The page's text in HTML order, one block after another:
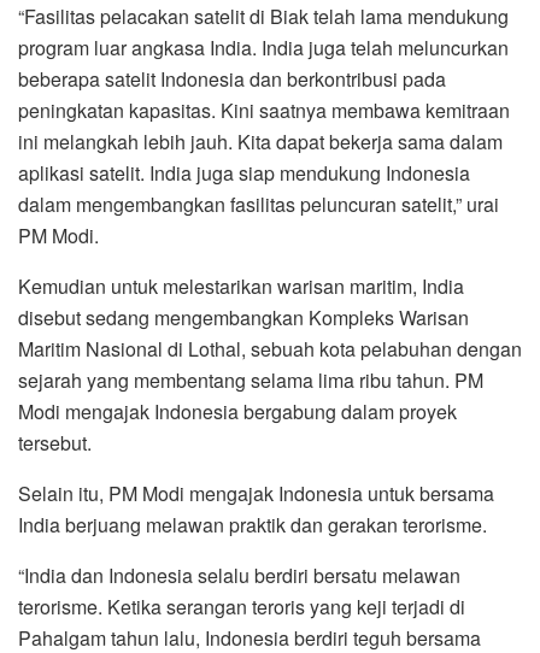
“Fasilitas pelacakan satelit di Biak telah lama mendukung
program luar angkasa India. India juga telah meluncurkan
beberapa satelit Indonesia dan berkontribusi pada
peningkatan kapasitas. Kini saatnya membawa kemitraan
ini melangkah lebih jauh. Kita dapat bekerja sama dalam
aplikasi satelit. India juga siap mendukung Indonesia
dalam mengembangkan fasilitas peluncuran satelit,” urai
PM Modi.
Kemudian untuk melestarikan warisan maritim, India
disebut sedang mengembangkan Kompleks Warisan
Maritim Nasional di Lothal, sebuah kota pelabuhan dengan
sejarah yang membentang selama lima ribu tahun. PM
Modi mengajak Indonesia bergabung dalam proyek
tersebut.
Selain itu, PM Modi mengajak Indonesia untuk bersama
India berjuang melawan praktik dan gerakan terorisme.
“India dan Indonesia selalu berdiri bersatu melawan
terorisme. Ketika serangan teroris yang keji terjadi di
Pahalgam tahun lalu, Indonesia berdiri teguh bersama